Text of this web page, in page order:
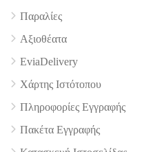
Παραλίες
Αξιοθέατα
EviaDelivery
Χάρτης Ιστότοπου
Πληροφορίες Εγγραφής
Πακέτα Εγγραφής